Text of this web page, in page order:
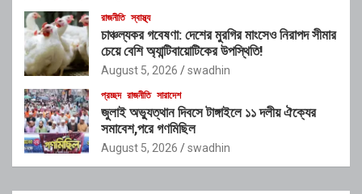
রাজনীতি স্বাস্থ্য
চাঞ্চল্যকর গবেষণা: দেশের মুরগির মাংসেও নিরাপদ সীমার
চেয়ে বেশি অ্যান্টিবায়োটিকের উপস্থিতি!
August 5, 2026 swadhin
প্রচ্ছদ রাজনীতি সারাদেশ
জুলাই অভ্যুত্থান দিবসে টাঙ্গাইলে ১১ দলীয় ঐক্যের
সমাবেশ,পরে গণমিছিল
August 5, 2026 swadhin